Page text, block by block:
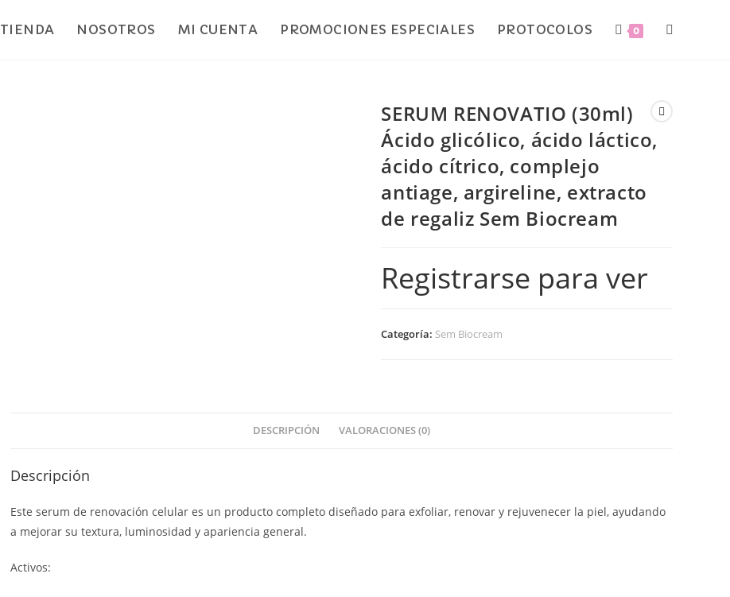
TIENDA NOSOTROS MI CUENTA PROMOCIONES ESPECIALES PROTOCOLOS 0
SERUM RENOVATIO (30ml)
Ácido glicólico, ácido láctico,
ácido cítrico, complejo
antiage, argireline, extracto
de regaliz Sem Biocream
Registrarse para ver
Categoría: Sem Biocream
DESCRIPCIÓN VALORACIONES (0)
Descripción
Este serum de renovación celular es un producto completo diseñado para exfoliar, renovar y rejuvenecer la piel, ayudando
a mejorar su textura, luminosidad y apariencia general.
Activos: